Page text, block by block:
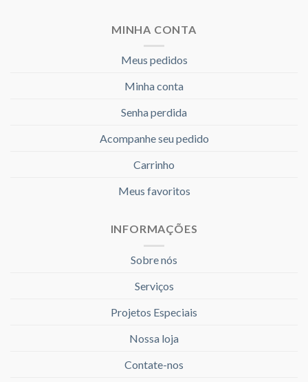
MINHA CONTA
Meus pedidos
Minha conta
Senha perdida
Acompanhe seu pedido
Carrinho
Meus favoritos
INFORMAÇÕES
Sobre nós
Serviços
Projetos Especiais
Nossa loja
Contate-nos